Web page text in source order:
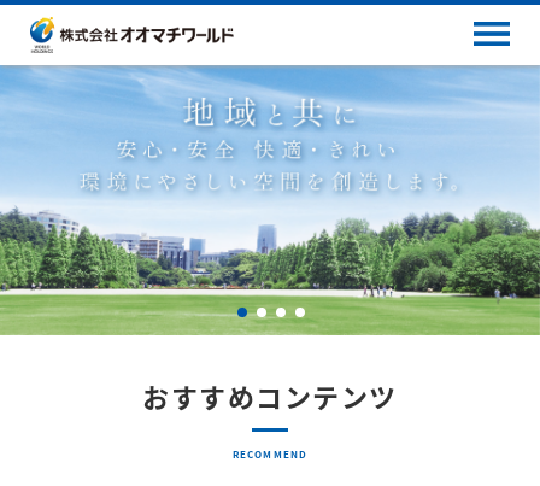
おすすめコンテンツ
RECOMMEND